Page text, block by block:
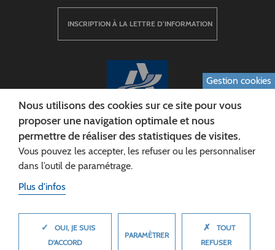
CONSEIL DÉPARTEMENTAL DE L'AISNE
Siège :
INSCRIPTION À LA LETTRE D’INFORMATION
Gestion cookies
Nous utilisons des cookies sur ce site pour vous
proposer une navigation optimale et nous
permettre de réaliser des statistiques de visites.
Vous pouvez les accepter, les refuser ou les personnaliser
dans l’outil de paramétrage.
Plus d'infos
✓
OUI, JE SUIS
D'ACCORD
PARAMÈTRER
✗
TOUT
REFUSER
MASQUER